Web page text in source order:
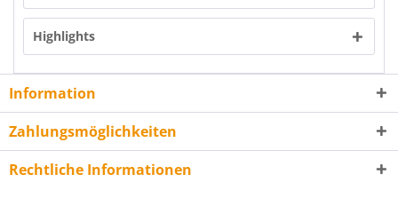
Highlights
Information
Zahlungsmöglichkeiten
Rechtliche Informationen